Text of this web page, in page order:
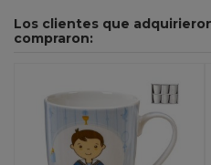
Los clientes que
compraron: